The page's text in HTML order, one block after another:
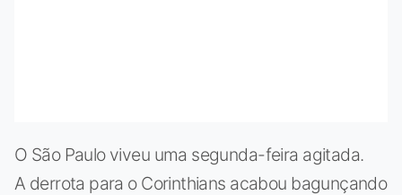
O São Paulo viveu uma segunda-feira agitada.
A derrota para o Corinthians acabou bagunçando